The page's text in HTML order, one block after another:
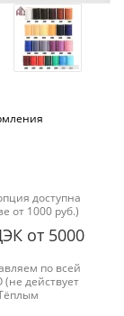
доступна
от 1000 руб.)
от 5000
по всей
действует